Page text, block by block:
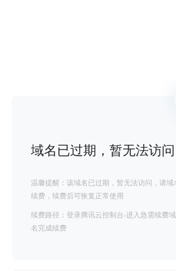
域名已过期，暂无法访问
温馨提醒：该域名已过期，暂无法访问，请域
续费，续费后可恢复正常使用
续费路径：登录腾讯云控制台-进入急需续费
名完成续费